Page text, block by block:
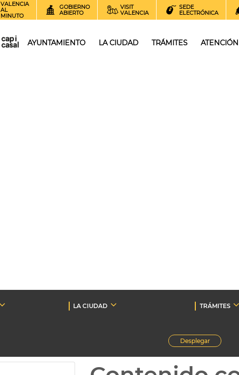
VALENCIA
AL
MINUTO
GOBIERNO
ABIERTO
VISIT
VALENCIA
SEDE
ELECTRÓNICA
AYUNTAMIENTO LA CIUDAD TRÁMITES
LA CIUDAD TRÁMITES
Desplegar